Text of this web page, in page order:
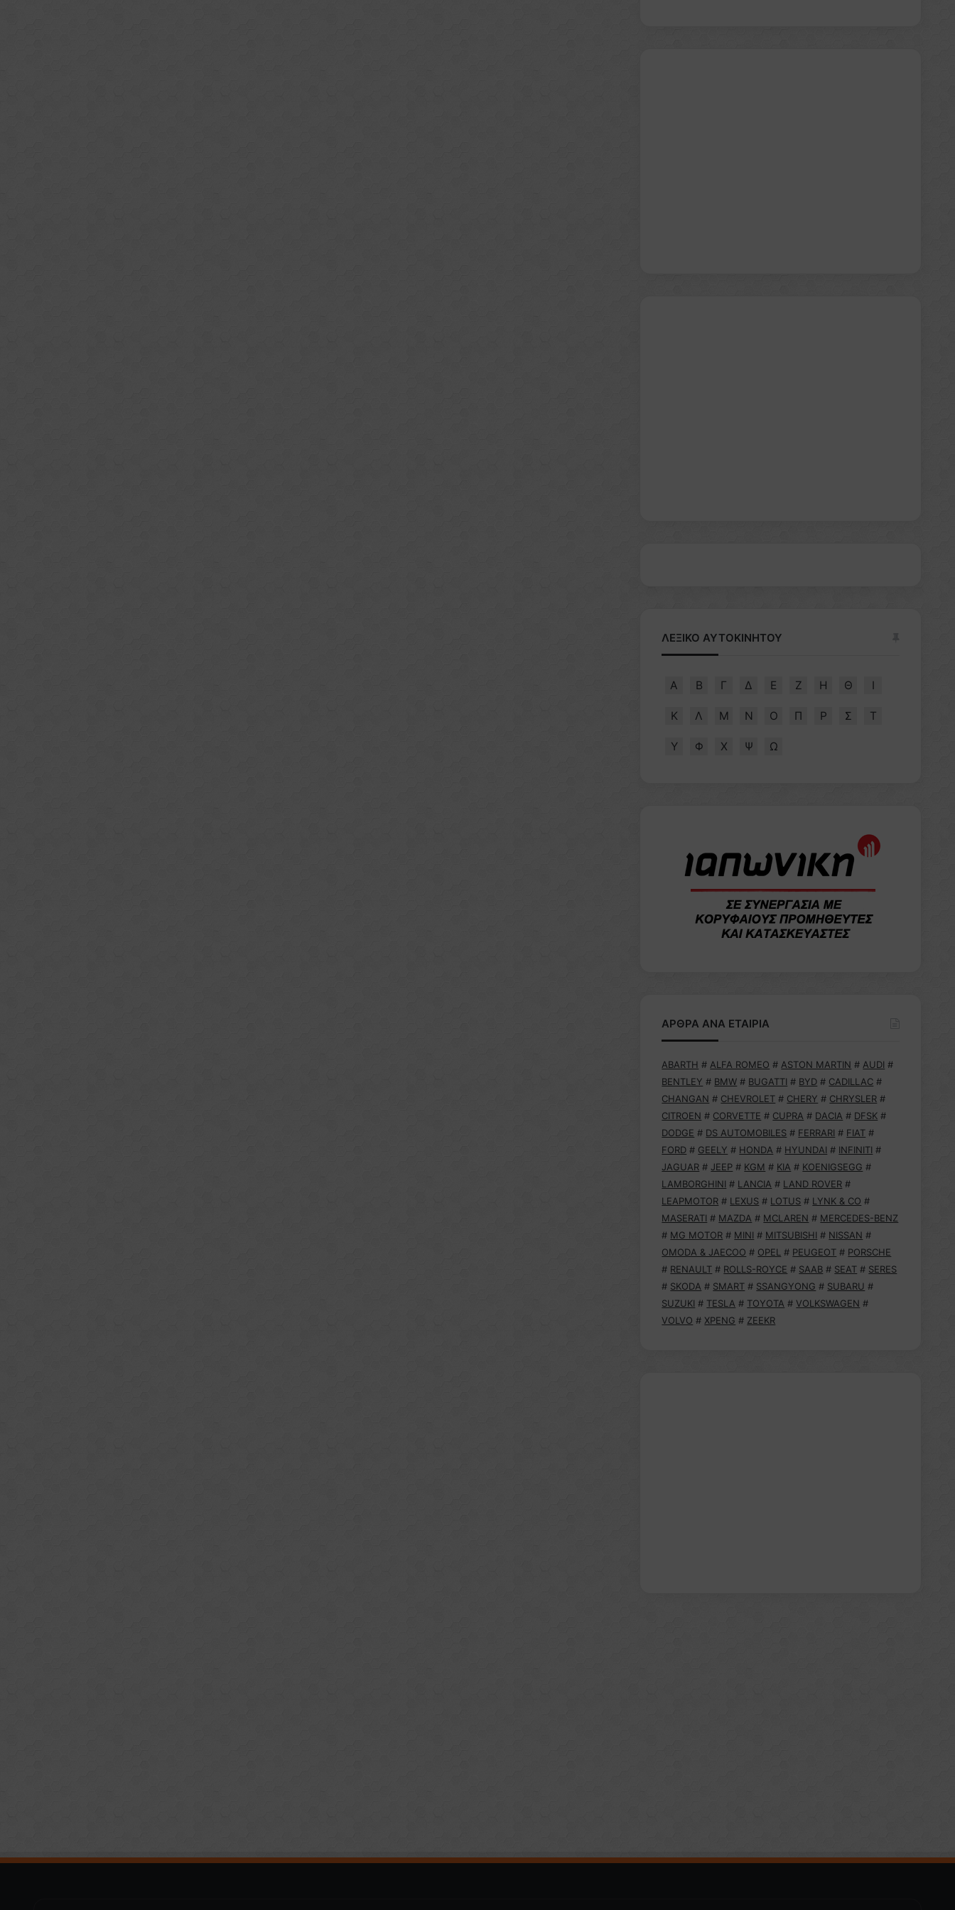
ΛΕΞΙΚΟ ΑΥΤΟΚΙΝΗΤΟΥ
Α Β Γ Δ Ε Ζ Η Θ Ι
Κ Λ Μ Ν Ο Π Ρ Σ Τ
Υ Φ Χ Ψ Ω
ΑΡΘΡΑ ΑΝΑ ΕΤΑΙΡΙΑ
ABARTH # ALFA ROMEO # ASTON MARTIN # AUDI #
BENTLEY # BMW # BUGATTI # BYD # CADILLAC #
CHANGAN # CHEVROLET # CHERY # CHRYSLER #
CITROEN # CORVETTE # CUPRA # DACIA # DFSK #
DODGE # DS AUTOMOBILES # FERRARI # FIAT #
FORD # GEELY # HONDA # HYUNDAI # INFINITI #
JAGUAR # JEEP # KGM # KIA # KOENIGSEGG #
LAMBORGHINI # LANCIA # LAND ROVER #
LEAPMOTOR # LEXUS # LOTUS # LYNK & CO #
MASERATI # MAZDA # MCLAREN # MERCEDES-BENZ
# MG MOTOR # MINI # MITSUBISHI # NISSAN #
OMODA & JAECOO # OPEL # PEUGEOT # PORSCHE
# RENAULT # ROLLS-ROYCE # SAAB # SEAT # SERES
# SKODA # SMART # SSANGYONG # SUBARU #
SUZUKI # TESLA # TOYOTA # VOLKSWAGEN #
VOLVO # XPENG # ZEEKR